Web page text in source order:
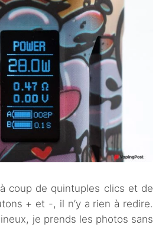
coup de quintuples clics et de
+ et -, il n’y a rien à redire.
je prends les photos sans